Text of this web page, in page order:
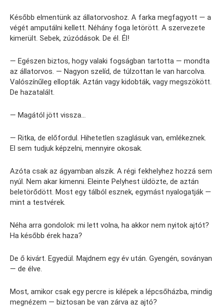
Később elmentünk az állatorvoshoz. A farka megfagyott — a
végét amputálni kellett. Néhány foga letörött. A szervezete
kimerült. Sebek, zúzódások. De él. Él!
— Egészen biztos, hogy valaki fogságban tartotta — mondta
az állatorvos. — Nagyon szelíd, de túlzottan le van harcolva.
Valószínűleg ellopták. Aztán vagy kidobták, vagy megszökött.
De hazatalált.
— Magától jött vissza…
— Ritka, de előfordul. Hihetetlen szaglásuk van, emlékeznek.
El sem tudjuk képzelni, mennyire okosak.
Azóta csak az ágyamban alszik. A régi fekhelyhez hozzá sem
nyúl. Nem akar kimenni. Eleinte Pelyhest üldözte, de aztán
beletörődött. Most egy tálból esznek, egymást nyalogatják —
mint a testvérek.
Néha arra gondolok: mi lett volna, ha akkor nem nyitok ajtót?
Ha később érek haza?
De ő kivárt. Egyedül. Majdnem egy év után. Gyengén, soványan
— de élve.
Most, amikor csak egy percre is kilépek a lépcsőházba, mindig
megnézem — biztosan be van zárva az ajtó?